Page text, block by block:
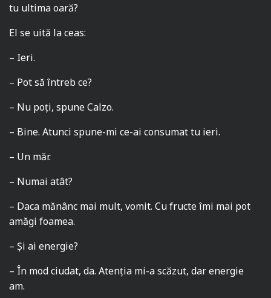
tu ultima oară?
El se uită la ceas:
– Ieri.
– Pot să întreb ce?
– Nu poți, spune Calzo.
– Bine. Atunci spune-mi ce-ai consumat tu ieri.
– Un măr.
– Numai atât?
– Daca mănânc mai mult, vomit. Cu fructe îmi mai pot
amăgi foamea.
– Și ai energie?
– În mod ciudat, da. Atenția mi-a scăzut, dar energie
am.